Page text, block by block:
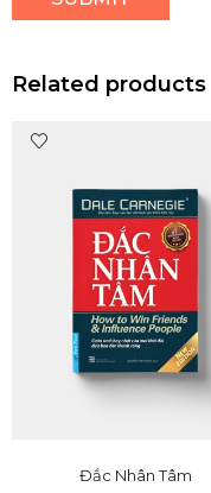
Related products
Đắc Nhân Tâm